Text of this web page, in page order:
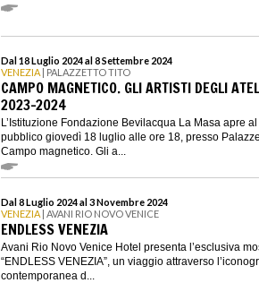
Dal 18 Luglio 2024 al 8 Settembre 2024
VENEZIA | PALAZZETTO TITO
CAMPO MAGNETICO. GLI ARTISTI DEGLI
2023-2024
L’Istituzione Fondazione Bevilacqua La Masa apre al
pubblico giovedì 18 luglio alle ore 18, presso
Campo magnetico. Gli a...
Dal 8 Luglio 2024 al 3 Novembre 2024
VENEZIA | AVANI RIO NOVO VENICE
ENDLESS VENEZIA
Avani Rio Novo Venice Hotel presenta l’esclusiva
“ENDLESS VENEZIA”, un viaggio attraverso
contemporanea d...